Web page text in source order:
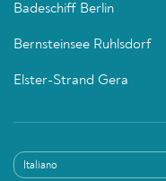
Badeschiff Berlin
Bernsteinsee Ruhlsdorf
Elster-Strand Gera